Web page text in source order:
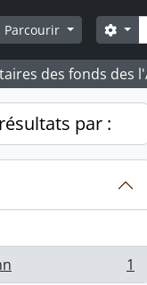
Parcourir
des fonds des
par :
1